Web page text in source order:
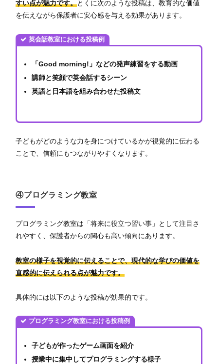
すい点が魅力です。とくに次のような投稿は、教育的な価値
を伝えながら保護者に安心感を与える効果があります。
英会話教室における投稿例
「Good morning!」などの発声練習をする動画
講師と笑顔で英会話するシーン
英語と日本語を組み合わせた投稿文
子どもがどのような力を身につけているかが視覚的に伝わる
ことで、信頼にもつながりやすくなります。
④プログラミング教室
プログラミング教室は「将来に役立つ習い事」として注目さ
れやすく、保護者からの関心も高い傾向にあります。
教室の様子を視覚的に伝えることで、現代的な学びの価値を
直感的に伝えられる点が魅力です。
具体的には以下のような投稿が効果的です。
プログラミング教室における投稿例
子どもが作ったゲーム画面を紹介
授業中に集中してプログラミングする様子